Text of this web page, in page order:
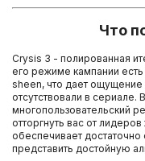
Что
Crysis 3 - полированная
его режиме кампании
sheen, что дает ощущение
отсутствовали в сериале.
многопользовательский
отторгнуть вас от
обеспечивает достаточно
представить достойную